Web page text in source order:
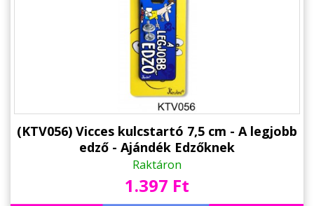
(KTV056) Vicces kulcstartó 7,5 cm - A legjobb
edző - Ajándék Edzőknek
Raktáron
1.397 Ft